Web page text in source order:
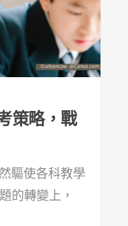
策略，戰
驅使各科教學
的轉變上，